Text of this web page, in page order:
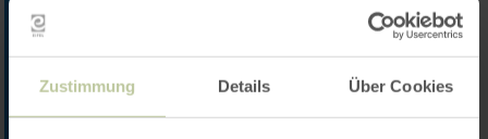
Zustimmung Details Über Cookies